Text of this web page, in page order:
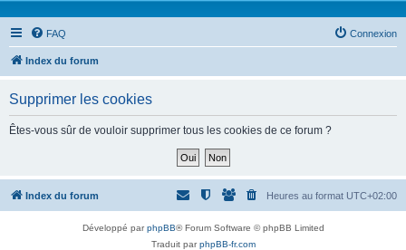
FAQ Connexion
Index du forum
Supprimer les cookies
Êtes-vous sûr de vouloir supprimer tous les cookies de ce forum ?
Index du forum Heures au format UTC+02:00
Développé parphpBB® Forum Software © phpBB Limited
Traduit parphpBB-fr.com